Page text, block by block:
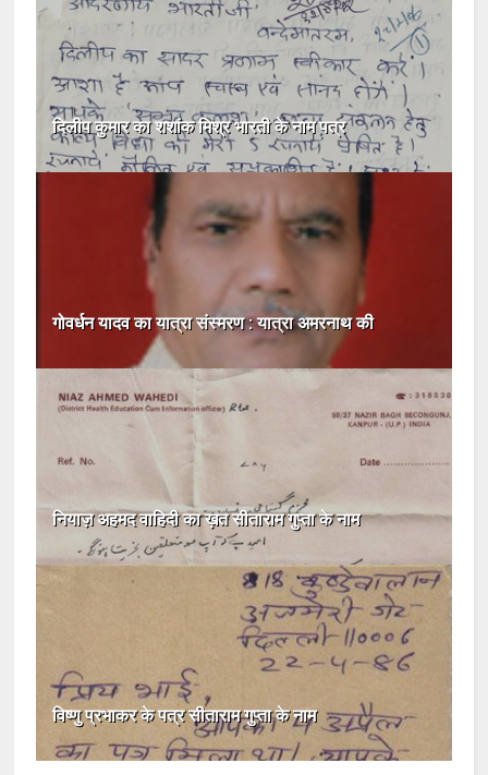
दिलीप कुमार का शशांक मिश्र भारती के नाम पत्र
गोवर्धन यादव का यात्रा संस्मरण : यात्रा अमरनाथ की
नियाज़ अहमद वाहिदी का ख़त सीताराम गुप्ता के नाम
विष्णु प्रभाकर के पत्र सीताराम गुप्ता के नाम